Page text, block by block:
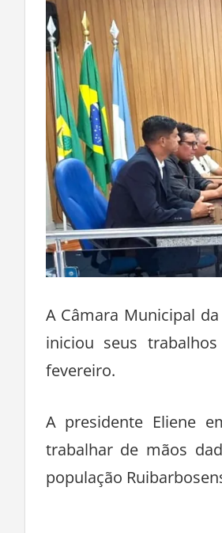
A Câmara Municipal
iniciou seus
fevereiro.
A presidente Eliene
trabalhar de mãos
população